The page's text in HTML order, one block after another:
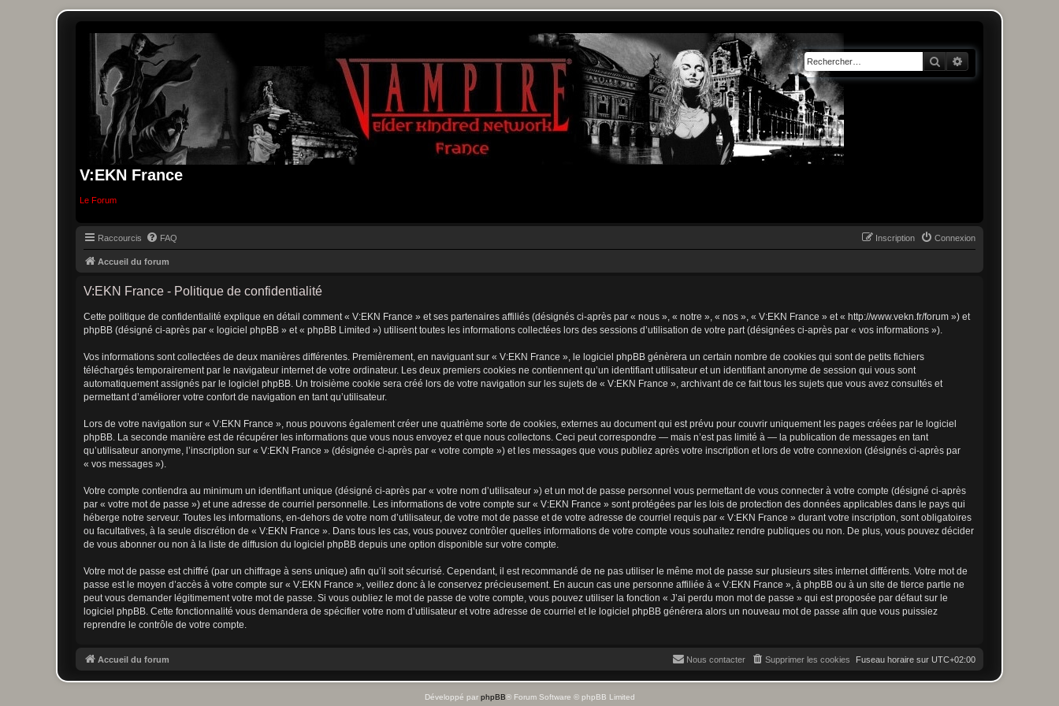
V:EKN France
Le Forum
Rechercher
Raccourcis FAQ Connexion
Inscription
Accueil du forum
V:EKN France - Politique de confidentialité
Cette politique de confidentialité explique en détail comment « V:EKN France » et ses partenaires affiliés (désignés ci-après par « nous », « notre », « nos », « V:EKN France » et « http://www.vekn.fr/forum ») et
phpBB (désigné ci-après par « logiciel phpBB » et « phpBB Limited ») utilisent toutes les informations collectées lors des sessions d’utilisation de votre part (désignées ci-après par « vos informations »).
Vos informations sont collectées de deux manières différentes. Premièrement, en naviguant sur « V:EKN France », le logiciel phpBB génèrera un certain nombre de cookies qui sont de petits fichiers
téléchargés temporairement par le navigateur internet de votre ordinateur. Les deux premiers cookies ne contiennent qu’un identifiant utilisateur et un identifiant anonyme de session qui vous sont
automatiquement assignés par le logiciel phpBB. Un troisième cookie sera créé lors de votre navigation sur les sujets de « V:EKN France », archivant de ce fait tous les sujets que vous avez consultés et
permettant d’améliorer votre confort de navigation en tant qu’utilisateur.
Lors de votre navigation sur « V:EKN France », nous pouvons également créer une quatrième sorte de cookies, externes au document qui est prévu pour couvrir uniquement les pages créées par le logiciel
phpBB. La seconde manière est de récupérer les informations que vous nous envoyez et que nous collectons. Ceci peut correspondre — mais n’est pas limité à — la publication de messages en tant
qu’utilisateur anonyme, l’inscription sur « V:EKN France » (désignée ci-après par « votre compte ») et les messages que vous publiez après votre inscription et lors de votre connexion (désignés ci-après par
« vos messages »).
Votre compte contiendra au minimum un identifiant unique (désigné ci-après par « votre nom d’utilisateur ») et un mot de passe personnel vous permettant de vous connecter à votre compte (désigné ci-après
par « votre mot de passe ») et une adresse de courriel personnelle. Les informations de votre compte sur « V:EKN France » sont protégées par les lois de protection des données applicables dans le pays qui
héberge notre serveur. Toutes les informations, en-dehors de votre nom d’utilisateur, de votre mot de passe et de votre adresse de courriel requis par « V:EKN France » durant votre inscription, sont obligatoires
ou facultatives, à la seule discrétion de « V:EKN France ». Dans tous les cas, vous pouvez contrôler quelles informations de votre compte vous souhaitez rendre publiques ou non. De plus, vous pouvez décider
de vous abonner ou non à la liste de diffusion du logiciel phpBB depuis une option disponible sur votre compte.
Votre mot de passe est chiffré (par un chiffrage à sens unique) afin qu’il soit sécurisé. Cependant, il est recommandé de ne pas utiliser le même mot de passe sur plusieurs sites internet différents. Votre mot de
passe est le moyen d’accès à votre compte sur « V:EKN France », veillez donc à le conservez précieusement. En aucun cas une personne affiliée à « V:EKN France », à phpBB ou à un site de tierce partie ne
peut vous demander légitimement votre mot de passe. Si vous oubliez le mot de passe de votre compte, vous pouvez utiliser la fonction « J’ai perdu mon mot de passe » qui est proposée par défaut sur le
logiciel phpBB. Cette fonctionnalité vous demandera de spécifier votre nom d’utilisateur et votre adresse de courriel et le logiciel phpBB générera alors un nouveau mot de passe afin que vous puissiez
reprendre le contrôle de votre compte.
Accueil du forum Fuseau horaire sur UTC+02:00
Supprimer les cookies
Nous contacter
Développé par phpBB® Forum Software © phpBB Limited